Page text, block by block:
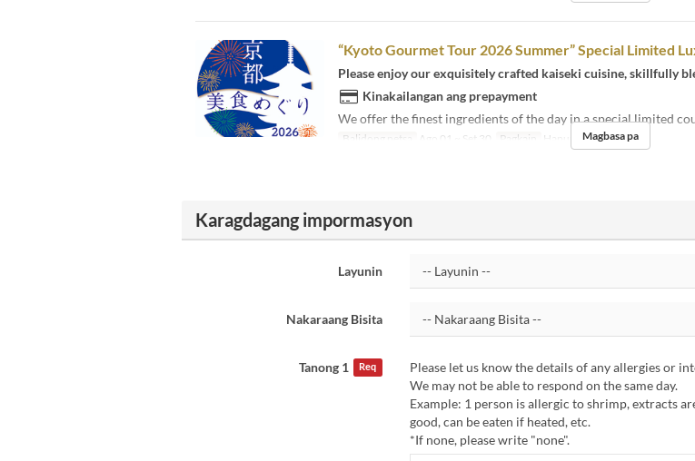
“Kyoto Gourmet Tour 2026 Summer” Special Limited
Please enjoy our exquisitely crafted kaiseki cuisine, skillfully
Kinakailangan ang prepayment
We offer the finest ingredients of the day in a special limited
Balidong petsa Ago 01 ~ Set 30 Pagkain HapunanMagbasa pa
Karagdagang impormasyon
Layunin
Nakaraang Bisita
Tanong 1 Req
Please let us know the details of any allergies or
We may not be able to respond on the same day.
Example: 1 person is allergic to shrimp, extracts
good, can be eaten if heated, etc.
*If none, please write "none".